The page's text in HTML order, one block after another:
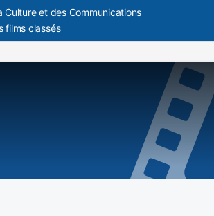
Culture et des Communications
films classés